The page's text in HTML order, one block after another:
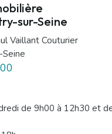
sur-Seine
Vaillant Couturier
de 9h00 à 12h30 et